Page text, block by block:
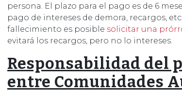
persona. El plazo para el pago es de 6
pago de intereses de demora, recargos,
fallecimiento es posible solicitar una
evitará los recargos, pero no lo intereses.
Responsabilidad del
entre Comunidades